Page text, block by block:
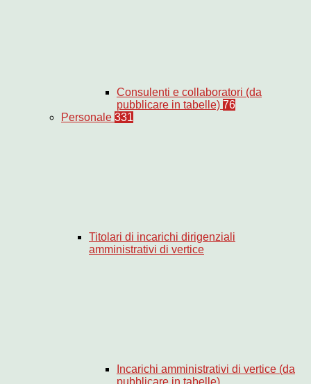
Consulenti e collaboratori (da
pubblicare in tabelle) 76
Personale 331
Titolari di incarichi dirigenziali
amministrativi di vertice
Incarichi amministrativi di vertice (da